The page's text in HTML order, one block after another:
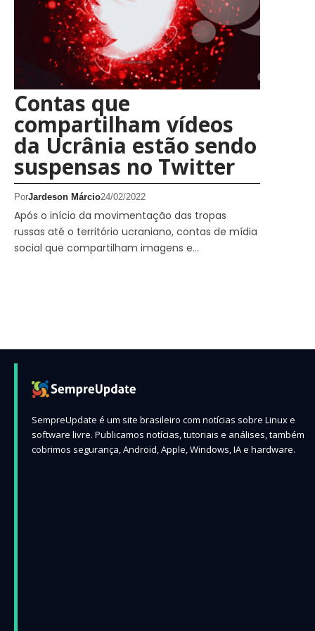
Contas que
compartilham vídeos
da Ucrânia estão sendo
suspensas no Twitter
PorJardeson Márcio24/02/2022
Após o início da movimentação das tropas
russas até o território ucraniano, contas de mídia
social que compartilham imagens e…
SempreUpdate é um site brasileiro com notícias sobre Linux e
software livre. Publicamos notícias, tutoriais e análises, também
cobrimos segurança, Android, Apple, Windows, IA e hardware.